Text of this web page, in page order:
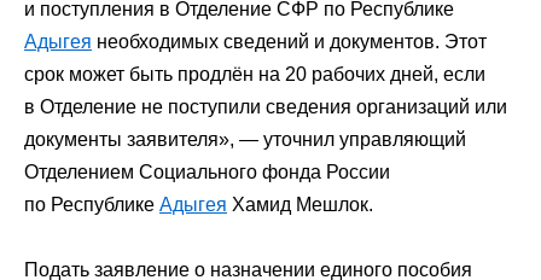
и поступления в Отделение СФР по Республике
Адыгея необходимых сведений и документов. Этот
срок может быть продлён на 20 рабочих дней, если
в Отделение не поступили сведения организаций или
документы заявителя», — уточнил управляющий
Отделением Социального фонда России
по Республике Адыгея Хамид Мешлок.
Подать заявление о назначении единого пособия